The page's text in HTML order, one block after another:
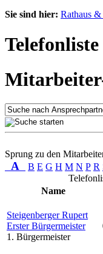
Sie sind hier: Rathaus
Telefonliste
Sprung zu den
A B E G H M N P R
Name
Steigenberger Rupert
Erster Bürgermeister
1. Bürgermeister